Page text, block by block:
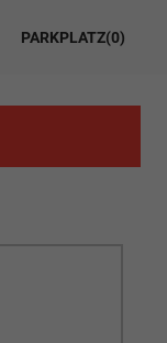
PARKPLATZ(0)